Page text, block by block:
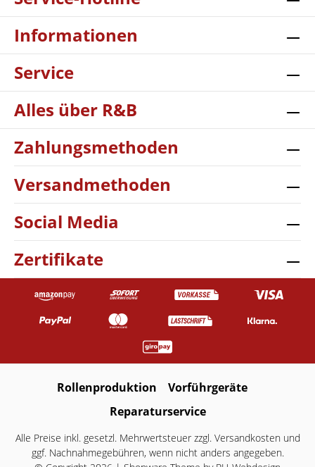
Informationen
Service
Alles über R&B
Zahlungsmethoden
Versandmethoden
Social Media
Zertifikate
Rollenproduktion
Vorführgeräte
Reparaturservice
Alle Preise inkl. gesetzl. Mehrwertsteuer zzgl. Versandkostenund
ggf. Nachnahmegebühren, wenn nicht anders angegeben.